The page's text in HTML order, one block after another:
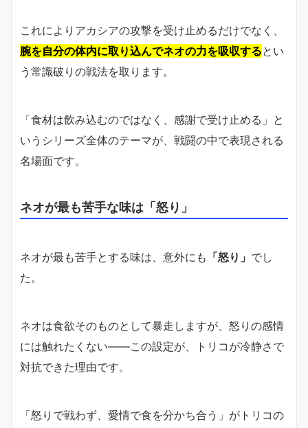
これによりアカシアの攻撃を受け止めるだけでなく、
腕を自分の体内に取り込んでネオの力を吸収するとい
う常識破りの戦法を取ります。
「食材は飲み込むのではなく、感謝で受け止める」と
いうシリーズ全体のテーマが、戦闘の中で表現される
名場面です。
ネオが最も苦手な味は「怒り」
ネオが最も苦手とする味は、意外にも 「怒り」 でし
た。
ネオは食欲そのものとして暴走しますが、怒りの感情
には触れたくない――この設定が、トリコが冷静さで
対抗できた理由です。
「怒りで戦わず、愛情で食を分かち合う」がトリコの